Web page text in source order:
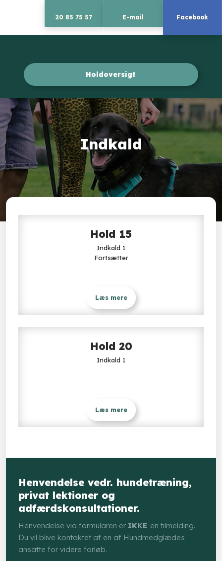
20 85 75 57 E-mail Facebook
Holdoversigt​
Indkald​
Hold 15​​
Indkald 1
Fortsætter
Læs mere
Hold 20​​
Indkald 1
Læs mere
Henvendelse vedr. hundetræning,
privat lektioner og
adfærdskonsultationer.
Henvendelse via formularen er IKKE en tilmelding.
Du vil blive kontaktet af en af Hundmedglædes
ansatte for videre forløb.